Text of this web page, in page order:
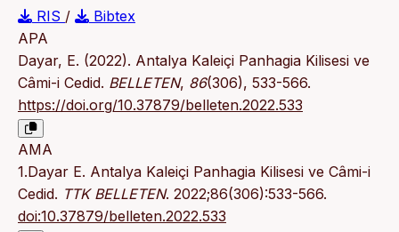
RIS /
Bibtex
APA
Dayar, E. (2022). Antalya Kaleiçi Panhagia Kilisesi ve
Câmi-i Cedid. BELLETEN, 86(306), 533-566.
https://doi.org/10.37879/belleten.2022.533
AMA
1.Dayar E. Antalya Kaleiçi Panhagia Kilisesi ve Câmi-i
Cedid. TTK BELLETEN. 2022;86(306):533-566.
doi:10.37879/belleten.2022.533